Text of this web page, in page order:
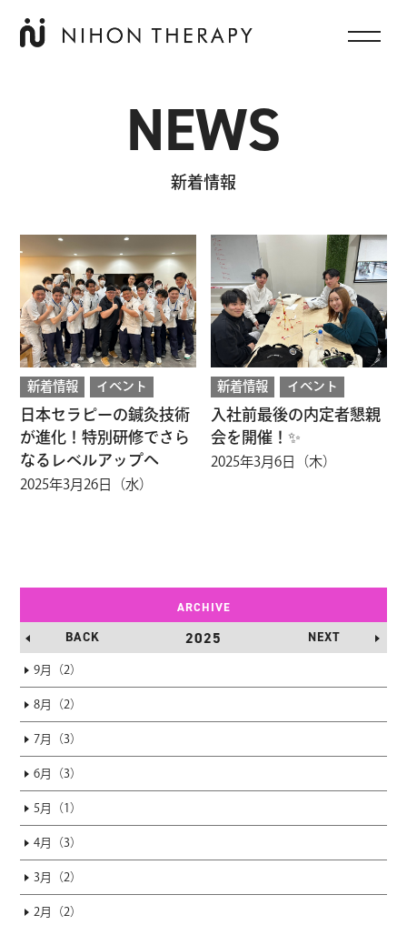
新着情報
NEWS
新着情報 イベント
日本セラピーの鍼灸技術
が進化！特別研修でさら
なるレベルアップへ
2025年3月26日（水）
新着情報 イベント
入社前最後の内定者懇親
会を開催！✨
2025年3月6日（木）
ARCHIVE
BACK 2025 NEXT
9月（2）
8月（2）
7月（3）
6月（3）
5月（1）
4月（3）
3月（2）
2月（2）